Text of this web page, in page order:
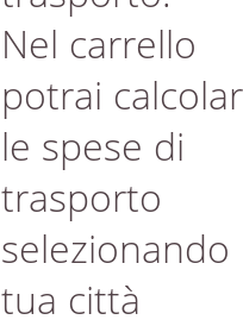
Nel carrello
potrai
le spese di
trasporto
selezionando
tua città